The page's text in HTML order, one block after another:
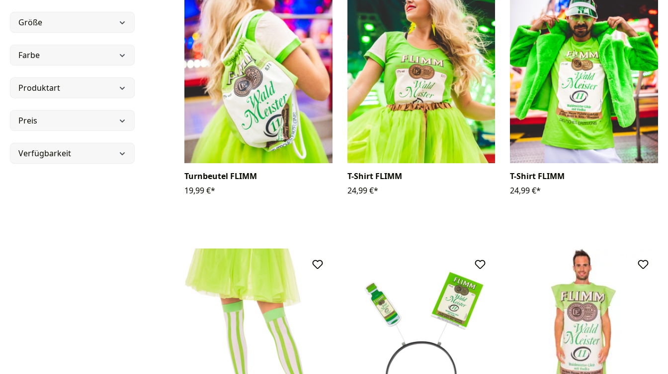
Größe
Farbe
Produktart
Preis
Verfügbarkeit
Turnbeutel FLIMM
19,99 €*
T-Shirt FLIMM
24,99 €*
T-Shirt FLIMM
24,99 €*